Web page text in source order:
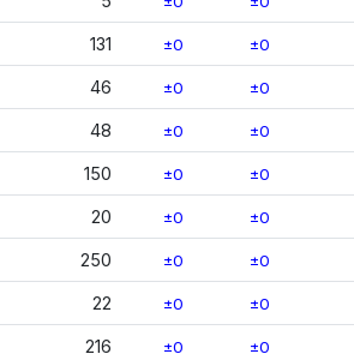
131 ±0 ±0
46 ±0 ±0
48 ±0 ±0
150 ±0 ±0
20 ±0 ±0
250 ±0 ±0
22 ±0 ±0
216 ±0 ±0